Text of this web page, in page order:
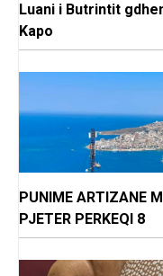
Luani i Butrintit
Kapo
PUNIME ARTIZANE
PJETER PERKEQI 8